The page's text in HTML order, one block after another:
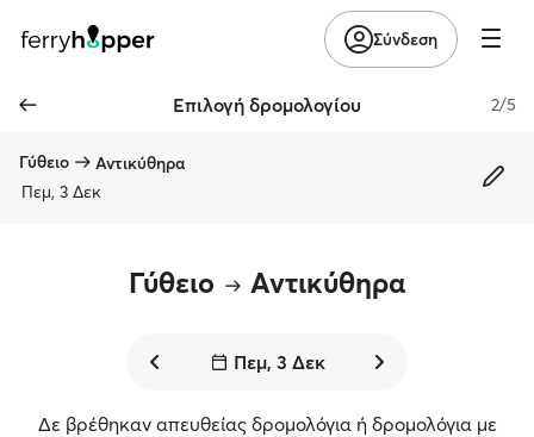
Σύνδεση
Επιλογή δρομολογίου 2/5
Γύθειο
Αντικύθηρα
Πεμ, 3 Δεκ
Γύθειο Αντικύθηρα
Πεμ, 3 Δεκ
Δε βρέθηκαν απευθείας δρομολόγια ή δρομολόγια με